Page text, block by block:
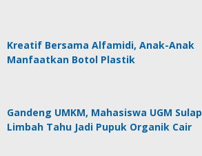
Kreatif Bersama Alfamidi, Anak-Anak
Manfaatkan Botol Plastik
Gandeng UMKM, Mahasiswa UGM Sulap
Limbah Tahu Jadi Pupuk Organik Cair